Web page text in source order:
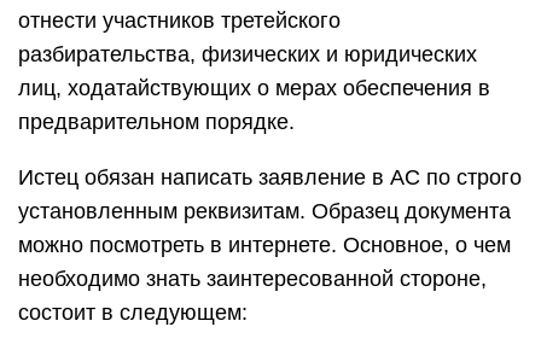
отнести участников третейского
разбирательства, физических и юридических
лиц, ходатайствующих о мерах обеспечения в
предварительном порядке.
Истец обязан написать заявление в АС по строго
установленным реквизитам. Образец документа
можно посмотреть в интернете. Основное, о чем
необходимо знать заинтересованной стороне,
состоит в следующем: